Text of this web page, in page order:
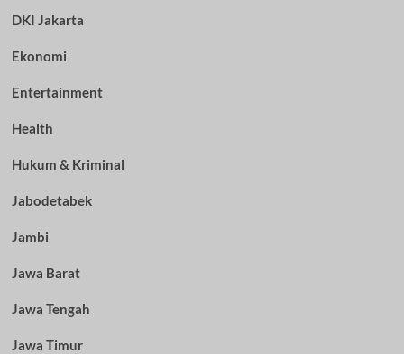
DKI Jakarta
Ekonomi
Entertainment
Health
Hukum & Kriminal
Jabodetabek
Jambi
Jawa Barat
Jawa Tengah
Jawa Timur